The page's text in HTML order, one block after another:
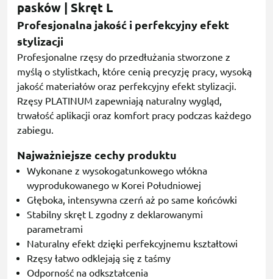
pasków | Skręt L
Profesjonalna jakość i perfekcyjny efekt
stylizacji
Profesjonalne rzęsy do przedłużania stworzone z
myślą o stylistkach, które cenią precyzję pracy, wysoką
jakość materiałów oraz perfekcyjny efekt stylizacji.
Rzęsy PLATINUM zapewniają naturalny wygląd,
trwałość aplikacji oraz komfort pracy podczas każdego
zabiegu.
Najważniejsze cechy produktu
Wykonane z wysokogatunkowego włókna
wyprodukowanego w Korei Południowej
Głęboka, intensywna czerń aż po same końcówki
Stabilny skręt L zgodny z deklarowanymi
parametrami
Naturalny efekt dzięki perfekcyjnemu kształtowi
Rzęsy łatwo odklejają się z taśmy
Odporność na odkształcenia